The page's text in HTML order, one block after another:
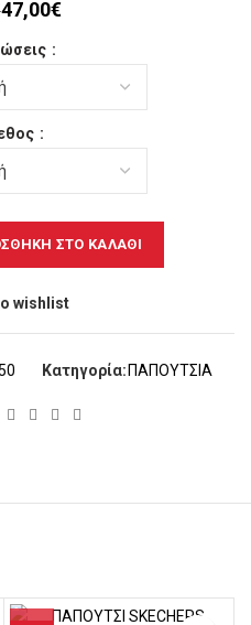
Original
was:
53,00€.
47,00€Η
ΣΤΟ ΚΑΛΆΘΙ
wishlist
Κατηγορία: ΠΑΠΟΥΤΣΙΑ